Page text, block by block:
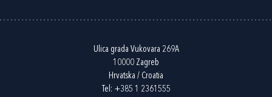
Ulica grada Vukovara 269A
10000 Zagreb
Hrvatska / Croatia
Tel: +385 1 2361555